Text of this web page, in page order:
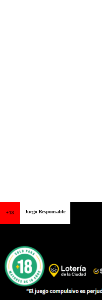
+18 Juego Responsable